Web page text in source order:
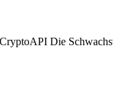
Die